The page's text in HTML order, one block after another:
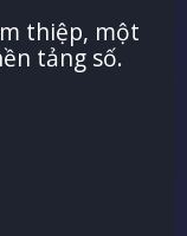
thiệp, một
tảng số.